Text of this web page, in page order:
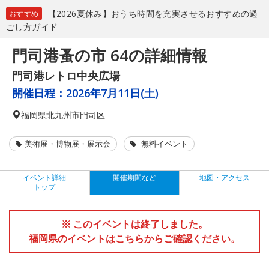
おすすめ
【2026夏休み】おうち時間を充実させるおすすめの過
ごし方ガイド
門司港蚤の市 64の詳細情報
門司港レトロ中央広場
開催日程： 2026年7月11日(土)
福岡県北九州市門司区
美術展・博物展・展示会 無料イベント
イベント詳細
トップ
開催期間など 地図・アクセス
※ このイベントは終了しました。
福岡県のイベントはこちらからご確認ください。